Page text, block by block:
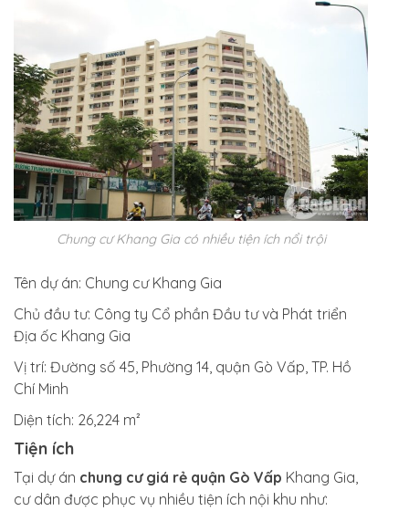
Chung cư Khang Gia có nhiều tiện ích nổi trội
Tên dự án: Chung cư Khang Gia
Chủ đầu tư: Công ty Cổ phần Đầu tư và Phát triển
Địa ốc Khang Gia
Vị trí: Đường số 45, Phường 14, quận Gò Vấp, TP. Hồ
Chí Minh
Diện tích: 26,224 m²
Tiện ích
Tại dự án chung cư giá rẻ quận Gò Vấp Khang Gia,
cư dân được phục vụ nhiều tiện ích nội khu như: